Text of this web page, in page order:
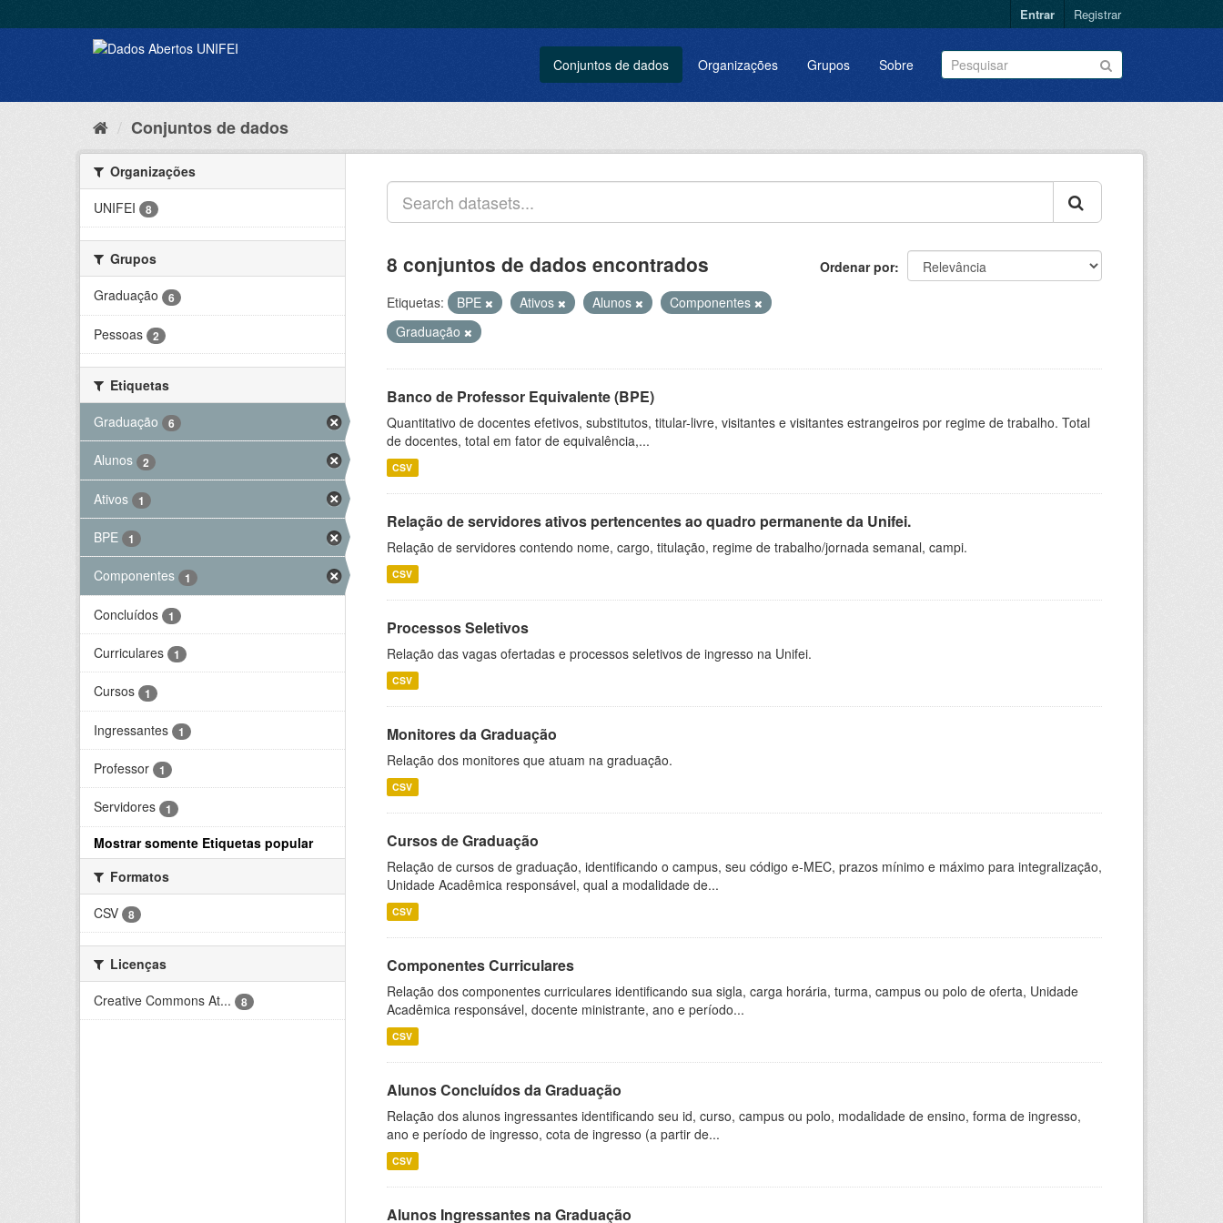
Entrar Registrar
Conjuntos de dados Organizações Grupos Sobre
Conjuntos de dados
Organizações
UNIFEI
8
Grupos
Graduação
6
Pessoas 2
Etiquetas
Graduação
6
Alunos 2
Ativos 1
BPE 1
Componentes 1
Concluídos 1
Curriculares 1
Cursos 1
Ingressantes 1
Professor 1
Servidores 1
Mostrar somente Etiquetas popular
Formatos
CSV
8
Licenças
Creative Commons At...
8
Ordenar por
8 conjuntos de dados encontrados
Etiquetas: BPE Ativos Alunos
Componentes
Graduação
Banco de Professor Equivalente (BPE)
Quantitativo de docentes efetivos, substitutos, titular-livre, visitantes e visitantes estrangeiros por regime de trabalho. Total
de docentes, total em fator de equivalência,...
CSV
Relação de servidores ativos pertencentes ao quadro permanente da Unifei.
Relação de servidores contendo nome, cargo, titulação, regime de trabalho/jornada semanal, campi.
CSV
Processos Seletivos
Relação das vagas ofertadas e processos seletivos de ingresso na Unifei.
CSV
Monitores da Graduação
Relação dos monitores que atuam na graduação.
CSV
Cursos de Graduação
Relação de cursos de graduação, identificando o campus, seu código e-MEC, prazos mínimo e máximo para integralização,
Unidade Acadêmica responsável, qual a modalidade de...
CSV
Componentes Curriculares
Relação dos componentes curriculares identificando sua sigla, carga horária, turma, campus ou polo de oferta, Unidade
Acadêmica responsável, docente ministrante, ano e período...
CSV
Alunos Concluídos da Graduação
Relação dos alunos ingressantes identificando seu id, curso, campus ou polo, modalidade de ensino, forma de ingresso,
ano e período de ingresso, cota de ingresso (a partir de...
CSV
Alunos Ingressantes na Graduação